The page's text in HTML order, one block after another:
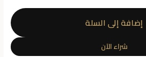
إضافة إلى السلة
شراء الآن